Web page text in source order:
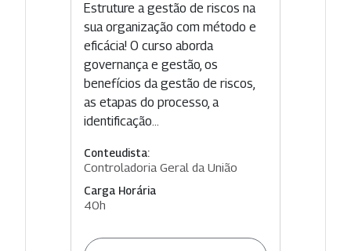
Estruture a gestão de riscos na
sua organização com método e
eficácia! O curso aborda
governança e gestão, os
benefícios da gestão de riscos,
as etapas do processo, a
identificação...
Conteudista:
Controladoria Geral da União
Carga Horária
40h